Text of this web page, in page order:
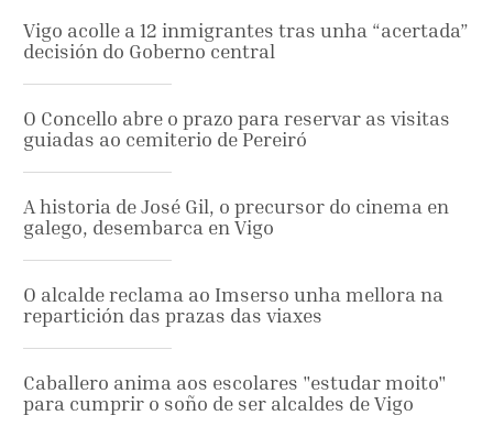
Vigo acolle a 12 inmigrantes tras unha “acertada”
decisión do Goberno central
O Concello abre o prazo para reservar as visitas
guiadas ao cemiterio de Pereiró
A historia de José Gil, o precursor do cinema en
galego, desembarca en Vigo
O alcalde reclama ao Imserso unha mellora na
repartición das prazas das viaxes
Caballero anima aos escolares "estudar moito"
para cumprir o soño de ser alcaldes de Vigo